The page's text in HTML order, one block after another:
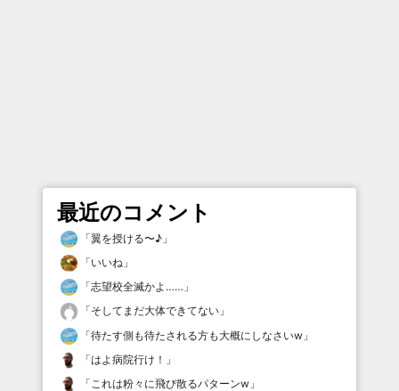
最近のコメント
「翼を授ける〜♪ 」
「いいね 」
「志望校全滅かよ…… 」
「そしてまだ大体できてない 」
「待たす側も待たされる方も大概にしなさいw 」
「はよ病院行け！ 」
「 これは粉々に飛び散るパターンw 」